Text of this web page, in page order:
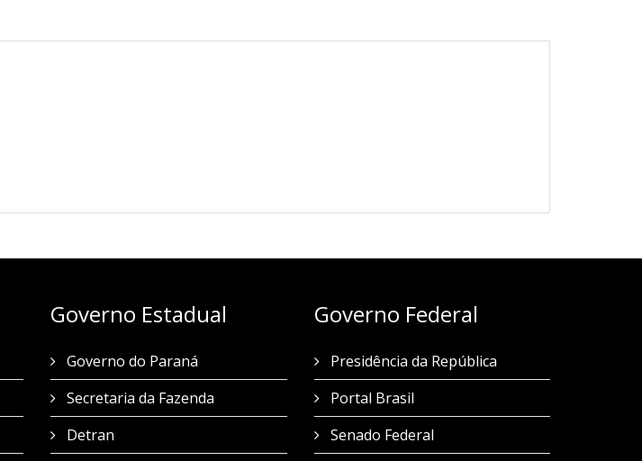
Governo Estadual
Governo do Paraná
Secretaria da Fazenda
Detran
Governo Federal
Presidência da República
Portal Brasil
Senado Federal